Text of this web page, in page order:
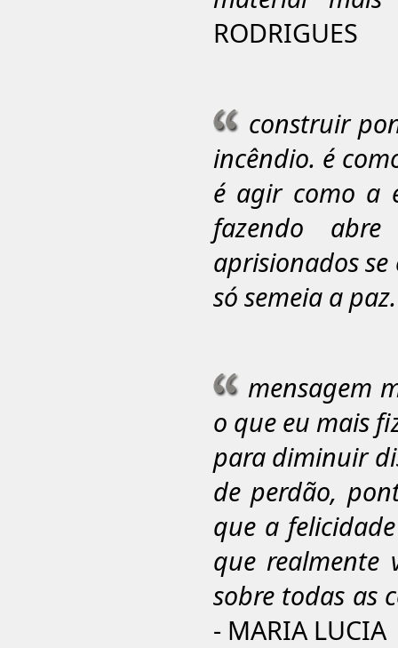
RODRIGUES
construir
incêndio. é
é agir como a
fazendo
aprisionados
só semeia a
mensagem
o que eu mais
para diminuir
de perdão,
que a
que realmente
sobre todas as
- MARIA LUCIA